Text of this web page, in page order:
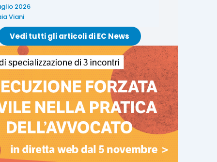
2026
Viani
Vedi tutti gli articoli di EC News